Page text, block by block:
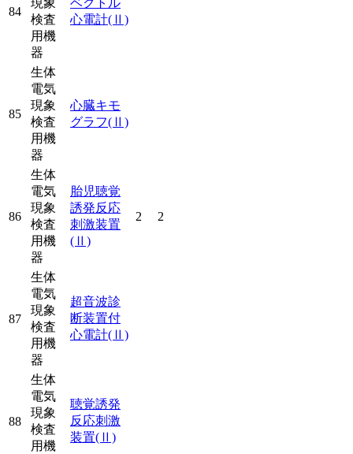
84
現象
検査
用機
器
ベクトル
心電計(Ⅱ)
85
生体
電気
現象
検査
用機
器
心臓キモ
グラフ(Ⅱ)
86
生体
電気
現象
検査
用機
器
胎児聴覚
誘発反応
刺激装置
(Ⅱ)
2 2
87
生体
電気
現象
検査
用機
器
超音波診
断装置付
心電計(Ⅱ)
88
生体
電気
現象
検査
用機
聴覚誘発
反応刺激
装置(Ⅱ)